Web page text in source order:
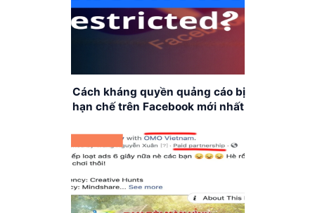
Cách kháng quyền quảng cáo bị
hạn chế trên Facebook mới nhất